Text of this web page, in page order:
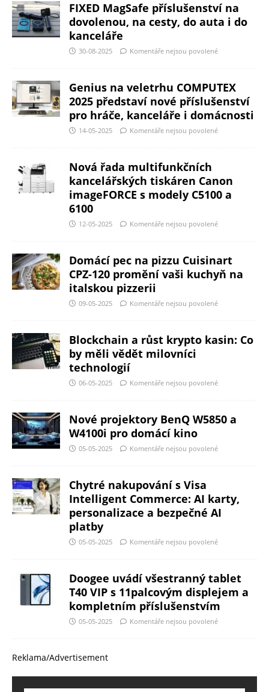
FIXED MagSafe příslušenství na
dovolenou, na cesty, do auta i do
kanceláře
30-08-2025 Komentáře nejsou povolené
Genius na veletrhu COMPUTEX
2025 představí nové příslušenství
pro hráče, kanceláře i domácnosti
14-05-2025 Komentáře nejsou povolené
Nová řada multifunkčních
kancelářských tiskáren Canon
imageFORCE s modely C5100 a
6100
12-05-2025 Komentáře nejsou povolené
Domácí pec na pizzu Cuisinart
CPZ-120 promění vaši kuchyň na
italskou pizzerii
09-05-2025 Komentáře nejsou povolené
Blockchain a růst krypto kasin: Co
by měli vědět milovníci
technologií
06-05-2025 Komentáře nejsou povolené
Nové projektory BenQ W5850 a
W4100i pro domácí kino
05-05-2025 Komentáře nejsou povolené
Chytré nakupování s Visa
Intelligent Commerce: AI karty,
personalizace a bezpečné AI
platby
05-05-2025 Komentáře nejsou povolené
Doogee uvádí všestranný tablet
T40 VIP s 11palcovým displejem a
kompletním příslušenstvím
05-05-2025 Komentáře nejsou povolené
Reklama/Advertisement